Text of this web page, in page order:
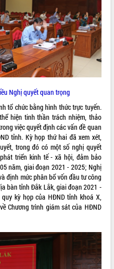
Nghị quyết quan trọng
tổ chức bằng hình thức trực tuyến.
hiện tinh thần trách nhiệm, thảo
việc quyết định các vấn đề quan
tỉnh. Kỳ họp thứ hai đã xem xét,
trong đó có một số nghị quyết
triển kinh tế - xã hội, đảm bảo
năm, giai đoạn 2021 - 2025; Nghị
định mức phân bổ vốn đầu tư công
bàn tỉnh Đắk Lắk, giai đoạn 2021 -
kỳ họp của HĐND tỉnh khoá X,
Chương trình giám sát của HĐND